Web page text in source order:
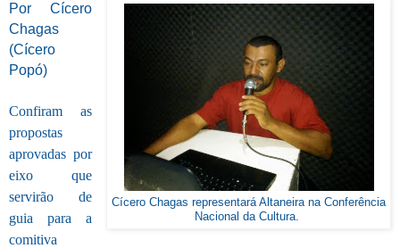
Cícero Chagas representará Altaneira na Conferência
Nacional da Cultura.
Por Cícero
Chagas
(Cícero
Popó)
Confiram as
propostas
aprovadas por
eixo que
servirão de
guia para a
comitiva